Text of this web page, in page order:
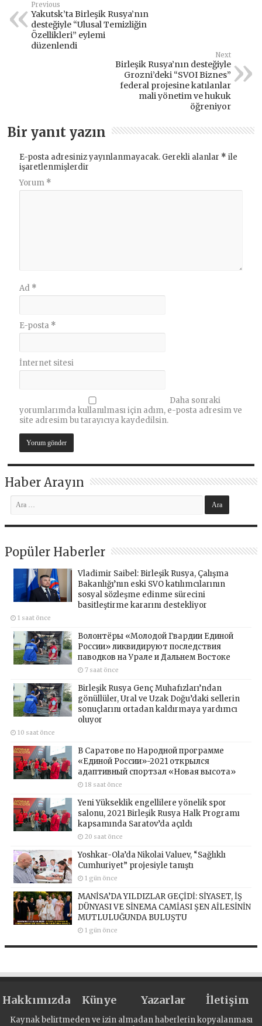
Previous
Yakutsk’ta Birleşik Rusya’nın
desteğiyle “Ulusal Temizliğin
Özellikleri” eylemi
düzenlendi
Next
Birleşik Rusya’nın desteğiyle
Grozni’deki “SVOI Biznes”
federal projesine katılanlar
mali yönetim ve hukuk
öğreniyor
Bir yanıt yazın
E-posta adresiniz yayınlanmayacak. Gerekli alanlar * ile
işaretlenmişlerdir
Yorum *
Ad *
E-posta *
İnternet sitesi
Daha sonraki
yorumlarımda kullanılması için adım, e-posta adresim ve
site adresim bu tarayıcıya kaydedilsin.
Haber Arayın
Popüler Haberler
Vladimir Saibel: Birleşik Rusya, Çalışma
Bakanlığı’nın eski SVO katılımcılarının
sosyal sözleşme edinme sürecini
basitleştirme kararını destekliyor
1 saat önce
Волонтёры «Молодой Гвардии Единой
России» ликвидируют последствия
паводков на Урале и Дальнем Востоке
7 saat önce
Birleşik Rusya Genç Muhafızları’ndan
gönüllüler, Ural ve Uzak Doğu’daki sellerin
sonuçlarını ortadan kaldırmaya yardımcı
oluyor
10 saat önce
В Саратове по Народной программе
«Единой России»-2021 открылся
адаптивный спортзал «Новая высота»
18 saat önce
Yeni Yükseklik engellilere yönelik spor
salonu, 2021 Birleşik Rusya Halk Programı
kapsamında Saratov’da açıldı
20 saat önce
Yoshkar-Ola’da Nikolai Valuev, “Sağlıklı
Cumhuriyet” projesiyle tanıştı
1 gün önce
MANİSA’DA YILDIZLAR GEÇİDİ: SİYASET, İŞ
DÜNYASI VE SİNEMA CAMİASI ŞEN AİLESİNİN
MUTLULUĞUNDA BULUŞTU
1 gün önce
Hakkımızda Künye Yazarlar İletişim
Kaynak belirtmeden ve izin almadan haberlerin kopyalanması